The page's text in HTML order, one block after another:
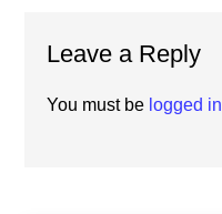
Interactions
Leave a Reply
You must be logged in